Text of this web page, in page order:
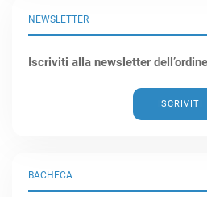
BACHECA
NEWSLETTER
Iscriviti alla newsletter
ISCRIVITI